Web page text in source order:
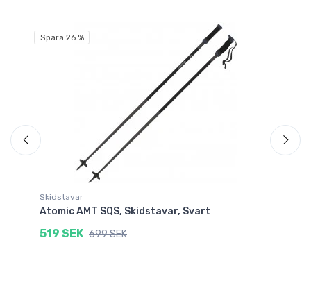
Spara 26 %
Skidstavar
Atomic AMT SQS, Skidstavar, Svart
519 SEK 699 SEK